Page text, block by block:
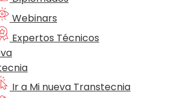
Webinars
Expertos Técnicos
Ir a Mi nueva Transtecnia